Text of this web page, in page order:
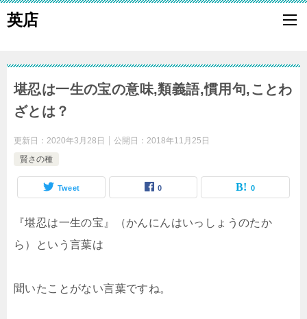
英店
堪忍は一生の宝の意味,類義語,慣用句,ことわ
ざとは？
更新日： 2020年3月28日 公開日： 2018年11月25日
賢さの種
Tweet 0 0
『堪忍は一生の宝』（かんにんはいっしょうのたか
ら）という言葉は
聞いたことがない言葉ですね。